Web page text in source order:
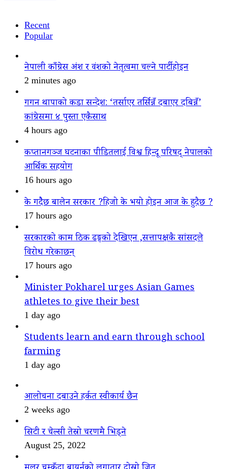
Recent
Popular
नेपाली काँग्रेस अंश र वंशको नेतृत्वमा चल्ने पार्टी होइन
2 minutes ago
गगन थापाको कडा सन्देश: ‘तर्साएर तर्सिन्नँ दबाएर दबिन्नँ’
कांग्रेसमा ४ पुस्ता एकैसाथ
4 hours ago
कप्तानगञ्ज घटनाका पीडितलाई विश्व हिन्दू परिषद् नेपालको
आर्थिक सहयोग
16 hours ago
के गदैैछ बालेन सरकार ?हिजो के भयो होइन आज के हुदैछ ?
17 hours ago
सरकारको काम ठिक ढङ्गको देखिएन ,सत्तापक्षकै सांसदले
विरोध गरेकाछन्
17 hours ago
Minister Pokharel urges Asian Games
athletes to give their best
1 day ago
Students learn and earn through school
farming
1 day ago
आलोचना दबाउने हर्कत स्वीकार्य छैन
2 weeks ago
सिटी र चेल्सी तेस्रो चरणमै भिड्ने
August 25, 2022